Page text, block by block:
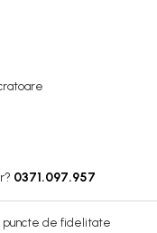
0371.097.957
puncte de fidelitate